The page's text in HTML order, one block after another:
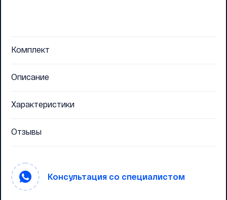
Комплект
Описание
Характеристики
Отзывы
Консультация со специалистом